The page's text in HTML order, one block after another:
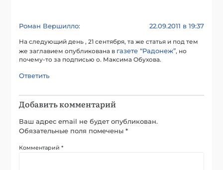
Роман Вершилло: 22.09.2011 в 19:37
На следующий день , 21 сентября, та же статья и под тем
же заглавием опубликована в газете “Радонеж”, но
почему-то за подписью о. Максима Обухова.
Ответить
Добавить комментарий
Ваш адрес email не будет опубликован.
Обязательные поля помечены*
Комментарий*